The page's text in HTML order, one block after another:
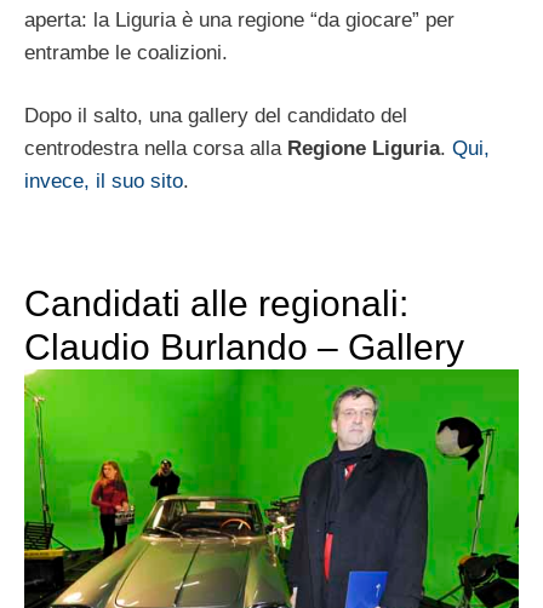
aperta: la Liguria è una regione “da giocare” per
entrambe le coalizioni.
Dopo il salto, una gallery del candidato del
centrodestra nella corsa alla Regione Liguria. Qui,
invece, il suo sito.
Candidati alle regionali:
Claudio Burlando – Gallery